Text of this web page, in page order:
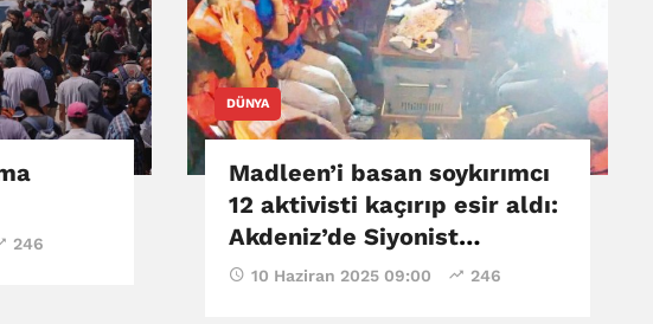
246
DÜNYA
Madleen’i basan soykırımcı
12 aktivisti kaçırıp esir aldı:
Akdeniz’de Siyonist
korsanlık
10 Haziran 2025 09:00 246